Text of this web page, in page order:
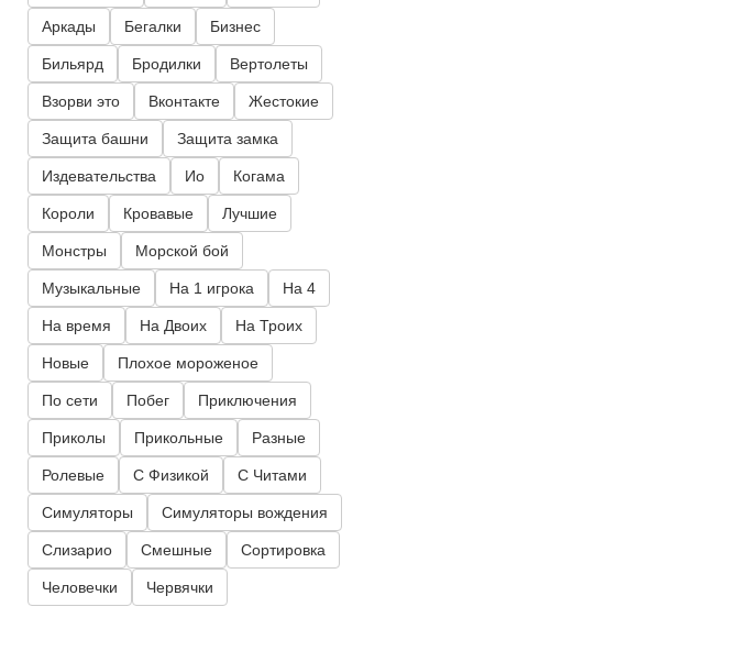
Аркады Бегалки Бизнес
Бильярд Бродилки Вертолеты
Взорви это Вконтакте Жестокие
Защита башни Защита замка
Издевательства Ио Когама
Короли Кровавые Лучшие
Монстры Морской бой
Музыкальные На 1 игрока На 4
На время На Двоих На Троих
Новые Плохое мороженое
По сети Побег Приключения
Приколы Прикольные Разные
Ролевые С Физикой С Читами
Симуляторы Симуляторы вождения
Слизарио Смешные Сортировка
Человечки Червячки